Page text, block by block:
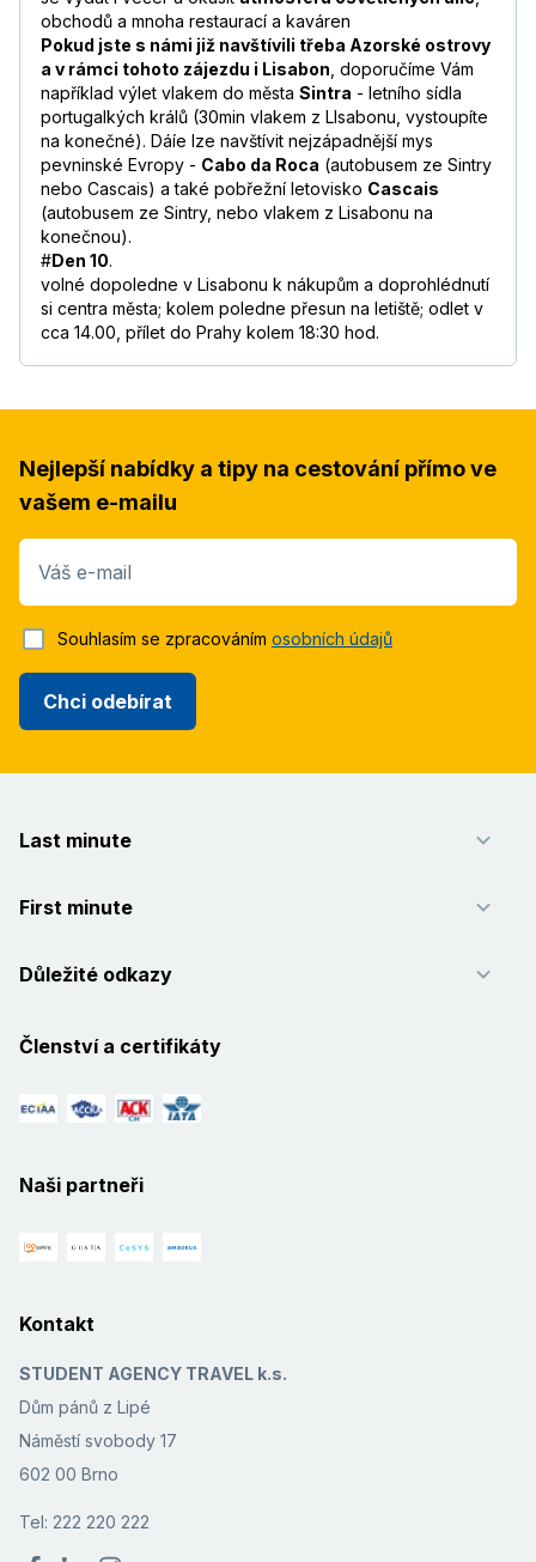
obchodů a mnoha restaurací a kaváren
Pokud jste s námi již navštívili třeba Azorské ostrovy
a v rámci tohoto zájezdu i Lisabon , doporučíme Vám
například výlet vlakem do města Sintra - letního sídla
portugalkých králů (30min vlakem z LIsabonu, vystoupíte
na konečné). Dáíe lze navštívit nejzápadnější mys
pevninské Evropy - Cabo da Roca (autobusem ze Sintry
nebo Cascais) a také pobřežní letovisko Cascais
(autobusem ze Sintry, nebo vlakem z Lisabonu na
konečnou).
#Den 10.
volné dopoledne v Lisabonu k nákupům a doprohlédnutí
si centra města; kolem poledne přesun na letiště; odlet v
cca 14.00, přílet do Prahy kolem 18:30 hod.
Nejlepší nabídky a tipy na cestování přímo ve
vašem e-mailu
Váš e-mail
Chci odebírat
Souhlasím se zpracováním osobních údajů
Last minute
First minute
Důležité odkazy
Členství a certifikáty
Naši partneři
Kontakt
STUDENT AGENCY TRAVEL k.s.
Dům pánů z Lipé
Náměstí svobody 17
602 00 Brno
Tel: 222 220 222